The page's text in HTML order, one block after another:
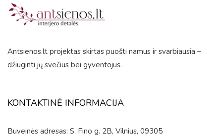
5
Antsienos.lt projektas skirtas puošti namus ir svarbiausia –
džiuginti jų svečius bei gyventojus.
KONTAKTINĖ INFORMACIJA
Buveinės adresas: S. Fino g. 2B, Vilnius, 09305